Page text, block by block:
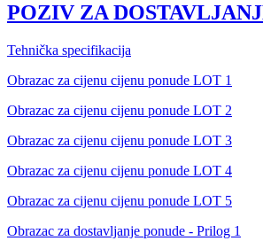
POZIV ZA
Tehnička specifikacija
Obrazac za cijenu cijenu ponude LOT 1
Obrazac za cijenu cijenu ponude LOT 2
Obrazac za cijenu cijenu ponude LOT 3
Obrazac za cijenu cijenu ponude LOT 4
Obrazac za cijenu cijenu ponude LOT 5
Obrazac za dostavljanje ponude - Prilog 1